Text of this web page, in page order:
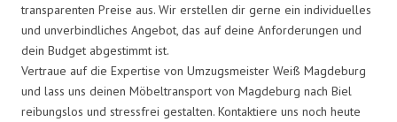
transparenten Preise aus. Wir erstellen dir gerne ein individuelles
und unverbindliches Angebot, das auf deine Anforderungen und
dein Budget abgestimmt ist.
Vertraue auf die Expertise von Umzugsmeister Weiß Magdeburg
und lass uns deinen Möbeltransport von Magdeburg nach Biel
reibungslos und stressfrei gestalten. Kontaktiere uns noch heute